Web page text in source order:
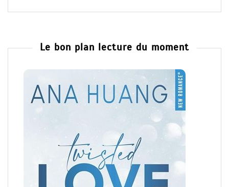
Le bon plan lecture du moment